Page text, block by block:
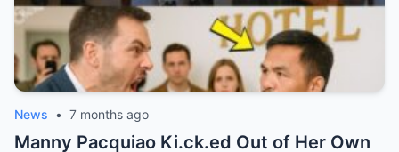
News • 7 months ago
Manny Pacquiao Ki.ck.ed Out of Her Own